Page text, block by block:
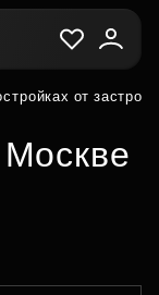
от
Москве